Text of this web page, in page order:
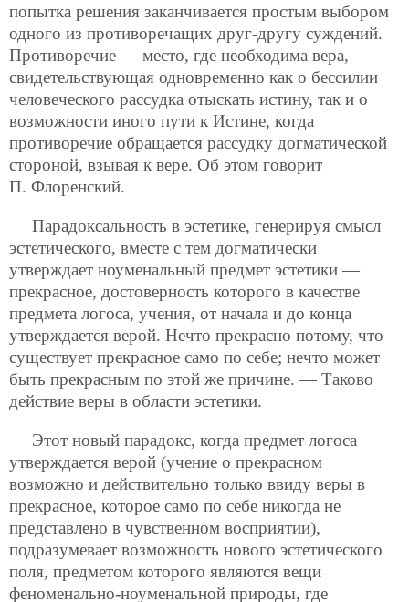
попытка решения заканчивается простым выбором
одного из противоречащих друг-другу суждений.
Противоречие — место, где необходима вера,
свидетельствующая одновременно как о бессилии
человеческого рассудка отыскать истину, так и о
возможности иного пути к Истине, когда
противоречие обращается рассудку догматической
стороной, взывая к вере. Об этом говорит
П. Флоренский.
Парадоксальность в эстетике, генерируя смысл
эстетического, вместе с тем догматически
утверждает ноуменальный предмет эстетики —
прекрасное, достоверность которого в качестве
предмета логоса, учения, от начала и до конца
утверждается верой. Нечто прекрасно потому, что
существует прекрасное само по себе; нечто может
быть прекрасным по этой же причине. — Таково
действие веры в области эстетики.
Этот новый парадокс, когда предмет логоса
утверждается верой (учение о прекрасном
возможно и действительно только ввиду веры в
прекрасное, которое само по себе никогда не
представлено в чувственном восприятии),
подразумевает возможность нового эстетического
поля, предметом которого являются вещи
феноменально-ноуменальной природы, где